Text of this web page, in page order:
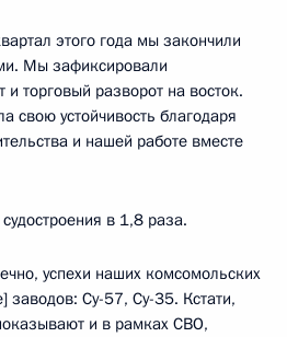
этого года мы закончили
Мы зафиксировали
торговый разворот на восток.
свою устойчивость благодаря
и нашей работе вместе
в 1,8 раза.
успехи наших комсомольских
заводов: Су-57, Су-35. Кстати,
и в рамках СВО,